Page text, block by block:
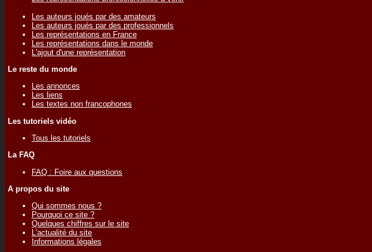
Les auteurs joués par des amateurs
Les auteurs joués par des professionnels
Les représentations en France
Les représentations dans le monde
L'ajout d'une représentation
Le reste du monde
Les annonces
Les liens
Les textes non francophones
Les tutoriels vidéo
Tous les tutoriels
La FAQ
FAQ : Foire aux questions
A propos du site
Qui sommes nous ?
Pourquoi ce site ?
Quelques chiffres sur le site
L'actualité du site
Informations légales